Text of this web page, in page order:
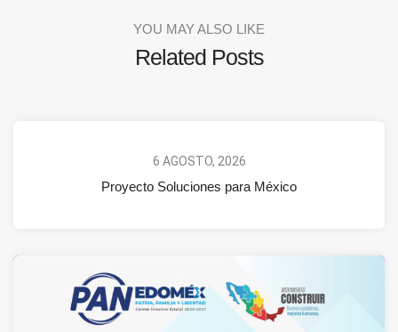
YOU MAY ALSO LIKE
Related Posts
6 AGOSTO, 2026
Proyecto Soluciones para México